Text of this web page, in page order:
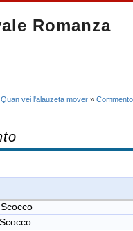
Romanza
Quan vei l'alauzeta mover » Commento